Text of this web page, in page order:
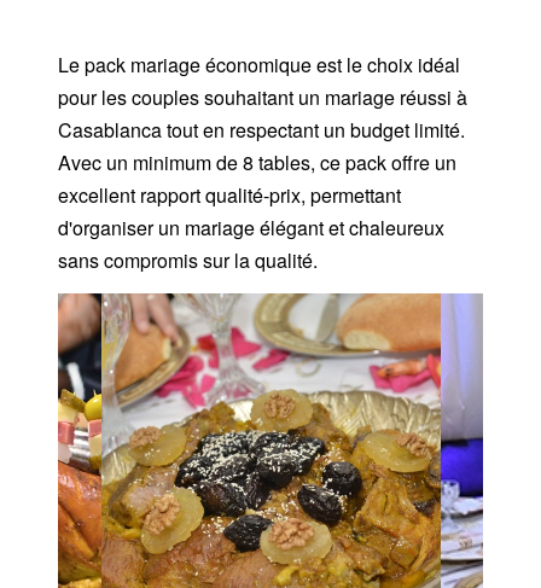
Le pack mariage économique est le choix idéal
pour les couples souhaitant un mariage réussi à
Casablanca tout en respectant un budget limité.
Avec un minimum de 8 tables, ce pack offre un
excellent rapport qualité-prix, permettant
d'organiser un mariage élégant et chaleureux
sans compromis sur la qualité.